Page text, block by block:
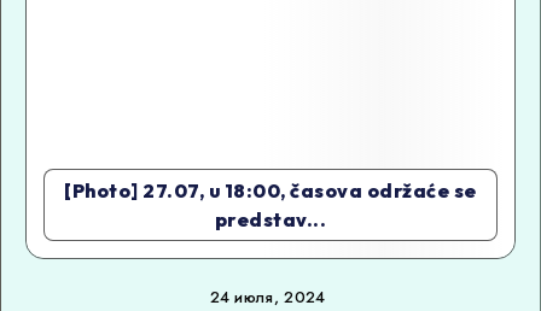
[Photo] 27.07, u 18:00, časova održaće se
predstav...
24 июля, 2024